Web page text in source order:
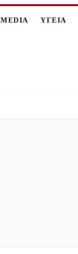
MEDIA ΥΓΕΙΑ